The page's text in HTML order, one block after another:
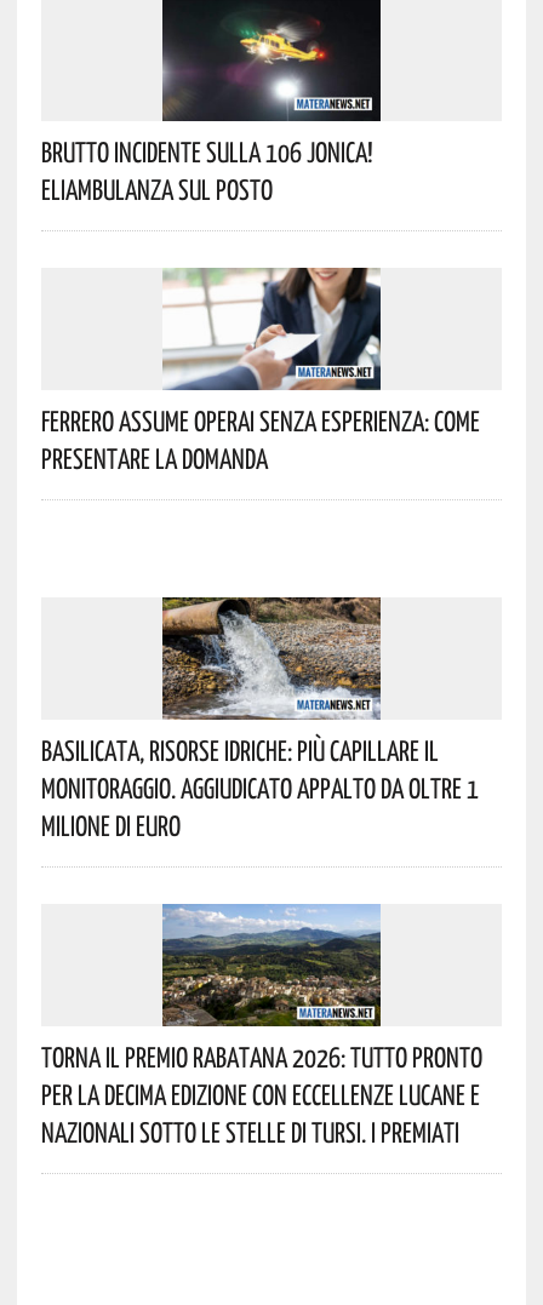
Brutto Incidente Sulla 106 Jonica!
Eliambulanza Sul Posto
Ferrero Assume Operai Senza Esperienza: Come
Presentare La Domanda
Basilicata, Risorse Idriche: Più Capillare Il
Monitoraggio. Aggiudicato Appalto Da Oltre 1
Milione Di Euro
Torna Il Premio Rabatana 2026: Tutto Pronto
Per La Decima Edizione Con Eccellenze Lucane E
Nazionali Sotto Le Stelle Di Tursi. I Premiati